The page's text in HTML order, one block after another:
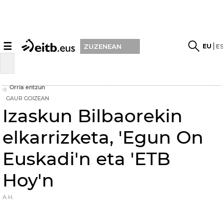
☰ ZUZENEAN EU
Orria entzun
GAUR GOIZEAN
Izaskun Bilbaorekin
elkarrizketa, 'Egun On
Euskadi'n eta 'ETB
Hoy'n
A.H.